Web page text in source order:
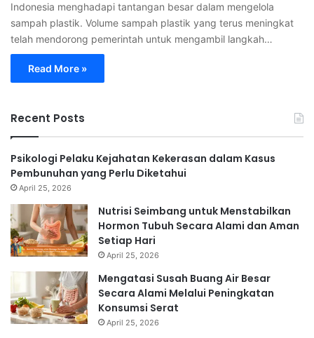
Indonesia menghadapi tantangan besar dalam mengelola
sampah plastik. Volume sampah plastik yang terus meningkat
telah mendorong pemerintah untuk mengambil langkah…
Read More »
Recent Posts
Psikologi Pelaku Kejahatan Kekerasan dalam Kasus
Pembunuhan yang Perlu Diketahui
April 25, 2026
Nutrisi Seimbang untuk Menstabilkan
Hormon Tubuh Secara Alami dan Aman
Setiap Hari
April 25, 2026
Mengatasi Susah Buang Air Besar
Secara Alami Melalui Peningkatan
Konsumsi Serat
April 25, 2026